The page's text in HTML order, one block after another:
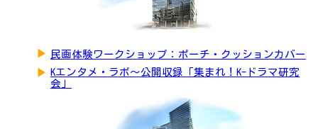
▶ 民画体験ワークショップ：ポーチ・クッションカバー
▶ Kエンタメ・ラボ～公開収録「集まれ！K-ドラマ研究
会」